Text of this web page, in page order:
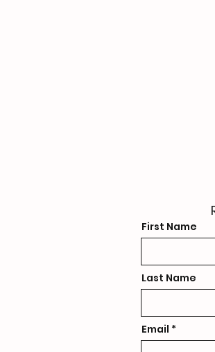
First Name
Last Name
Email